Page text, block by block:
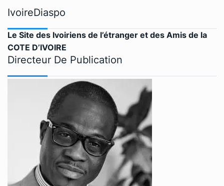
IvoireDiaspo
Le Site des Ivoiriens de l’étranger et des Amis de la
COTE D’IVOIRE
Directeur De Publication